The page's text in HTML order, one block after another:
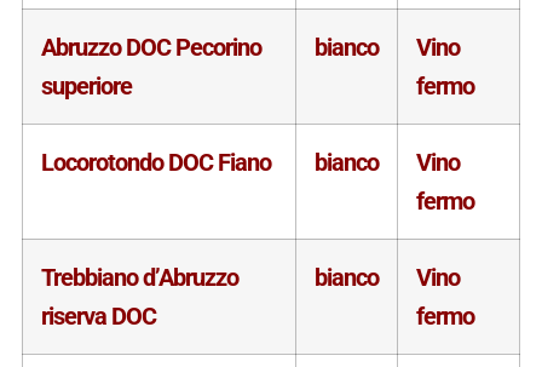
Abruzzo DOC Pecorino
superiore
bianco
Vino
fermo
Locorotondo DOC Fiano bianco
Vino
fermo
Trebbiano d’Abruzzo
riserva DOC
bianco
Vino
fermo